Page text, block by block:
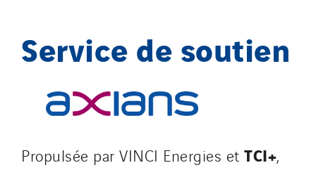
Service de soutien
Propulsée par VINCI Energies et TCI+,